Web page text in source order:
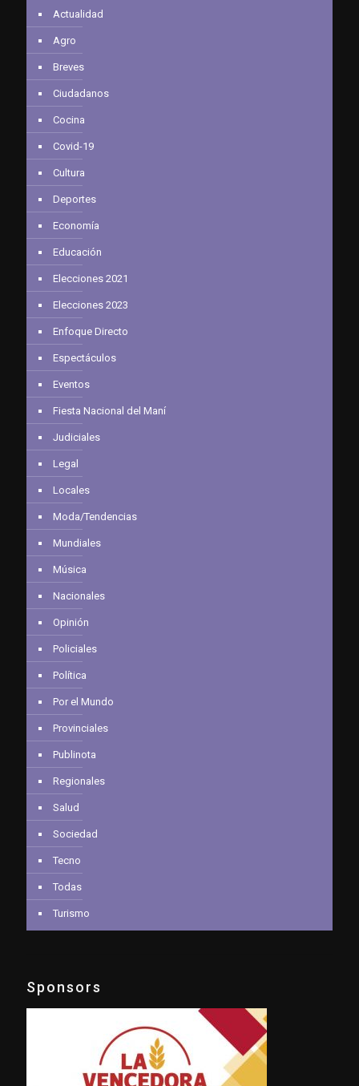
Actualidad
Agro
Breves
Ciudadanos
Cocina
Covid-19
Cultura
Deportes
Economía
Educación
Elecciones 2021
Elecciones 2023
Enfoque Directo
Espectáculos
Eventos
Fiesta Nacional del Maní
Judiciales
Legal
Locales
Moda/Tendencias
Mundiales
Música
Nacionales
Opinión
Policiales
Política
Por el Mundo
Provinciales
Publinota
Regionales
Salud
Sociedad
Tecno
Todas
Turismo
Sponsors